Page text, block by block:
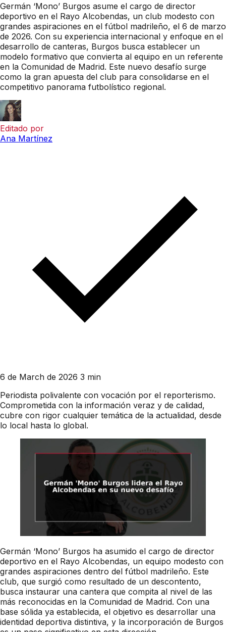
Germán ‘Mono’ Burgos asume el cargo de director
deportivo en el Rayo Alcobendas, un club modesto con
grandes aspiraciones en el fútbol madrileño, el 6 de marzo
de 2026. Con su experiencia internacional y enfoque en el
desarrollo de canteras, Burgos busca establecer un
modelo formativo que convierta al equipo en un referente
en la Comunidad de Madrid. Este nuevo desafío surge
como la gran apuesta del club para consolidarse en el
competitivo panorama futbolístico regional.
Editado por
Ana Martínez
6 de March de 2026 3 min
Periodista polivalente con vocación por el reporterismo.
Comprometida con la información veraz y de calidad,
cubre con rigor cualquier temática de la actualidad, desde
lo local hasta lo global.
Germán ‘Mono’ Burgos ha asumido el cargo de director
deportivo en el Rayo Alcobendas, un equipo modesto con
grandes aspiraciones dentro del fútbol madrileño. Este
club, que surgió como resultado de un descontento,
busca instaurar una cantera que compita al nivel de las
más reconocidas en la Comunidad de Madrid. Con una
base sólida ya establecida, el objetivo es desarrollar una
identidad deportiva distintiva, y la incorporación de Burgos